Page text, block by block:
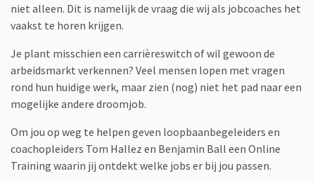
niet alleen. Dit is namelijk de vraag die wij als jobcoaches het
vaakst te horen krijgen.
Je plant misschien een carrièreswitch of wil gewoon de
arbeidsmarkt verkennen? Veel mensen lopen met vragen
rond hun huidige werk, maar zien (nog) niet het pad naar een
mogelijke andere droomjob.
Om jou op weg te helpen geven loopbaanbegeleiders en
coachopleiders Tom Hallez en Benjamin Ball een Online
Training waarin jij ontdekt welke jobs er bij jou passen.